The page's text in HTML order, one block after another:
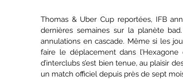
Thomas & Uber Cup reportées, IFB
dernières semaines sur la planète
annulations en cascade. Même si les
faire le déplacement dans
d’interclubs s’est bien tenue, au plaisir
un match officiel depuis près de sept